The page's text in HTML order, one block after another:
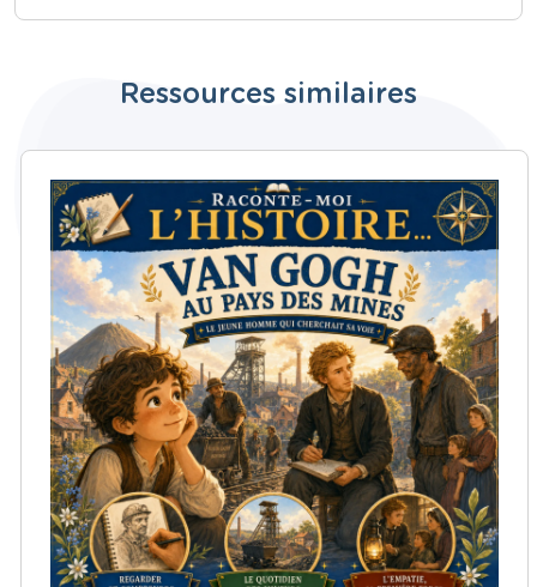
Ressources similaires